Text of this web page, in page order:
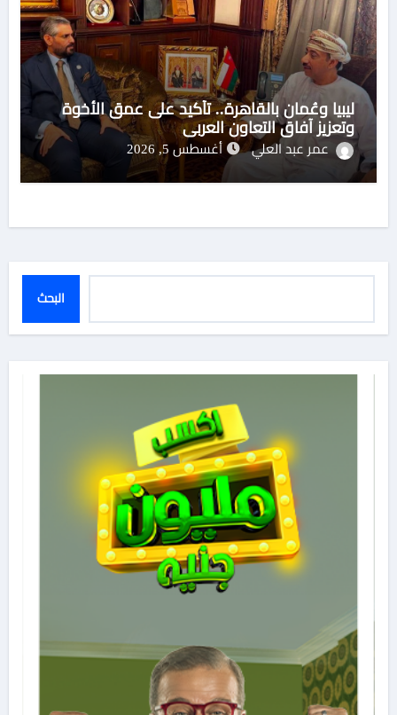
ليبيا وعُمان بالقاهرة.. تأكيد على عمق الأخوة
وتعزيز آفاق التعاون العربي
عمر عبد العلي أغسطس 5, 2026
البحث